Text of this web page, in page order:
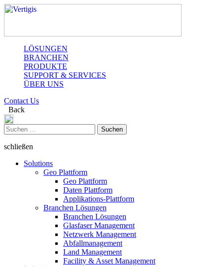
LÖSUNGEN
BRANCHEN
PRODUKTE
SUPPORT & SERVICES
ÜBER UNS
Contact Us
Back
Suchen
nach:
schließen
Solutions
Geo Plattform
Geo Plattform
Daten Plattform
Applikations-Plattform
Branchen Lösungen
Branchen Lösungen
Glasfaser Management
Netzwerk Management
Abfallmanagement
Land Management
Facility & Asset Management